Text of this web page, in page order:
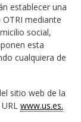
establecer una
mediante
social,
esta
cualquiera de
sitio web de la
www.us.es.